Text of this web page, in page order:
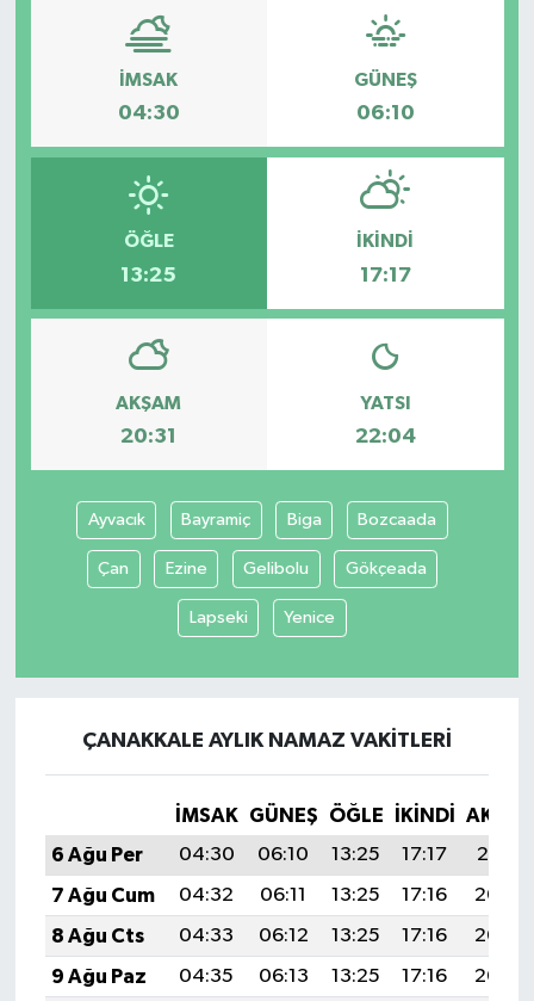
İMSAK
04:30
GÜNEŞ
06:10
ÖĞLE
13:25
İKINDI
17:17
AKŞAM
20:31
YATSI
22:04
Ayvacık Bayramiç Biga Bozcaada
Çan Ezine Gelibolu Gökçeada
Lapseki Yenice
ÇANAKKALE AYLIK NAMAZ VAKITLERI
İMSAK GÜNEŞ ÖĞLE İKINDI
6 Ağu Per
04:30 06:10 13:25 17:17
20:31
7 Ağu Cum
04:32 06:11 13:25 17:16
20:30
8 Ağu Cts
04:33 06:12 13:25 17:16
20:29
9 Ağu Paz
04:35 06:13 13:25 17:16
20:27